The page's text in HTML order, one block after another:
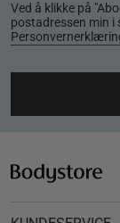
Ved å klikke på
postadressen min i